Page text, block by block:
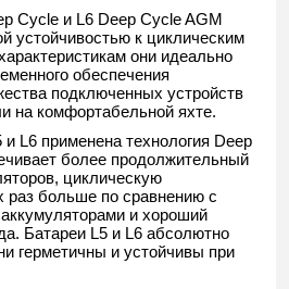
Cycle и L6 Deep Cycle AGM
устойчивостью к циклическим
они идеально
обеспечения
подключенных устройств
на комфортабельной яхте.
L6 применена технология Deep
более продолжительный
циклическую
раз больше по сравнению с
и хороший
Батареи L5 и L6 абсолютно
герметичны и устойчивы при